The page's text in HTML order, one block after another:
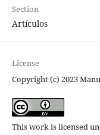
Section
Artículos
License
Copyright (c) 2023
This work is licensed